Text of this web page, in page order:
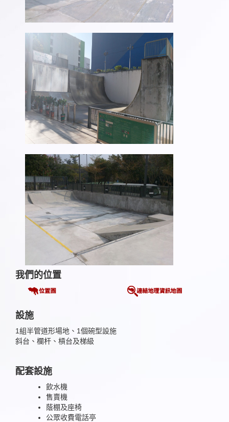
我們的位置
設施
1組半管道形場地、1個碗型設施
斜台、欄杆、槓台及梯級
配套設施
飲水機
售賣機
蔭棚及座椅
公眾收費電話亭